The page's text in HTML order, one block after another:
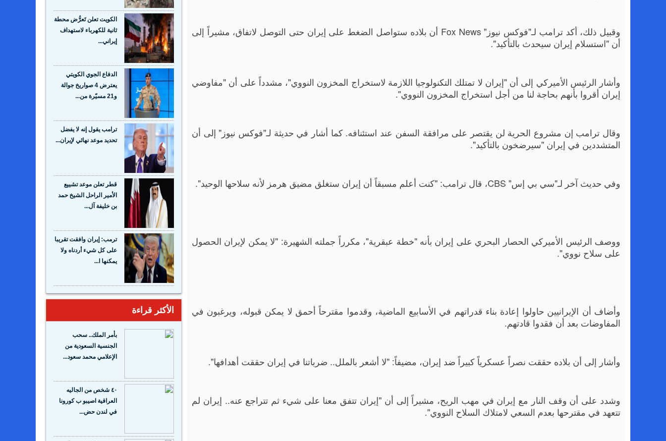
وقبيل ذلك، أكد ترامب لـ"فوكس نيوز" Fox News أن بلاده ستواصل الضغط على إيران حتى التوصل لاتفاق، مشيراً إلى
أن "استسلام إيران سيحدث بالتأكيد".
وأشار الرئيس الأميركي إلى أن "إيران لا تمتلك التكنولوجيا اللازمة لاستخراج المخزون النووي"، مشدداً على أن "مفاوضي
إيران أقروا بأنهم بحاجة لنا من أجل استخراج المخزون النووي".
وقال ترامب إن مشروع الحرية لن يقتصر على مرافقة السفن عند استئنافه. كما أشار في حديثة لـ"فوكس نيوز" إلى أن
المتشددين في إيران "سيرضخون بالتأكيد".
وفي حديث آخر لـ"سي بي إس" CBS، قال ترامب: "كنت أعلم مسبقاً أن إيران ستغلق مضيق هرمز لأنه سلاحها الوحيد".
ووصف الرئيس الأميركي الحصار البحري على إيران بأنه "خطة عبقرية"، مكرراً جملته الشهيرة: "لا يمكن لإيران الحصول
على سلاح نووي".
وأضاف أن الإيرانيين حاولوا إعادة بناء قدراتهم في الأسابيع الماضية، وقدموا مقترحاً أحمق لا يمكن قبوله، ويرغبون في
المفاوضات بعد أن فقدوا قادتهم.
وأشار إلى أن بلاده حققت نصراً عسكرياً كبيراً ضد إيران، مضيفاً: "لا أشعر بالملل.. ضرباتنا في إيران حققت أهدافها".
وشدد على أن وقف النار مع إيران في مهب الريح، مشيراً إلى أن "إيران تتفق معنا على شيء ثم تتراجع عنه.. إيران لم
تتعهد في مقترحها بعدم السعي لامتلاك السلاح النووي".
الكويت تعلن تَعرُّض محطة
ثانية للكهرباء لاستهداف
إيراني...
الدفاع الجوي الكويتي
يعترض 4 صواريخ جوالة
و21 مسيّرة من...
ترامب يقول إنه لا يفضل
تحديد موعد نهائي لإيران...
قطر تعلن موعد تشييع
الأمير الراحل الشيخ حمد
بن خليفة آل...
ترمب: إيران وافقت تقريبا
على كل شيء أردناه ولا
يمكنها ا...
الأكثر قراءة
بأمر الملك.. سحب
الجنسية السعودية من
الإعلامي محمد سعود...
٤٠ شخص من الجاليه
العراقية اصيبو ب كورونا
في لندن حض...